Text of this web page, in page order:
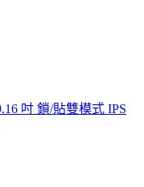
吋 鎖/貼雙模式 IPS